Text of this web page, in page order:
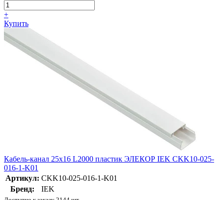
+
Купить
Кабель-канал 25х16 L2000 пластик ЭЛЕКОР IEK CKK10-025-
016-1-K01
Артикул: CKK10-025-016-1-K01
Бренд:
IEK